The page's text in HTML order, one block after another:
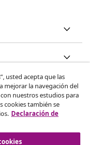
usted acepta que las
mejorar la navegación del
nuestros estudios para
cookies también se
Declaración de